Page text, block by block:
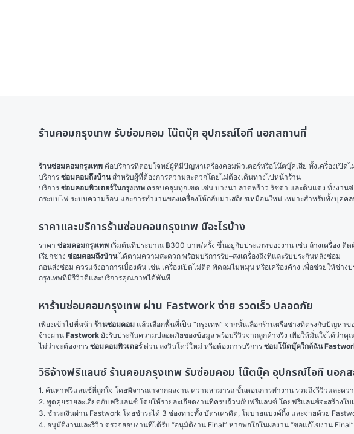
ร้านคอมกรุงเทพ รับซ่อมคอม โน๊ตบุ๊ค อุปกรณ์ไอที นอกสถานที่
ร้านซ่อมคอมกรุงเทพ คือบริการที่ตอบโจทย์ผู้ที่มีปัญหาเครื่องคอมพิวเตอร์หรือโน๊ตบุ๊คเสีย ทั้งเครื่องเปิ
บริการ ซ่อมคอมถึงบ้าน สำหรับผู้ที่ต้องการความสะดวกโดยไม่ต้องเดินทางไปหน้าร้าน
บริการ ซ่อมคอมพิวเตอร์ในกรุงเทพ ครอบคลุมทุกเขต เช่น บางนา ลาดพร้าว รัชดา และดินแดง ทั้งงาน
กระบบไฟ ระบบความร้อน และการทำงานของเครื่องให้กลับมาเสถียรเหมือนใหม่ เหมาะสำหรับทั้งบุค
ราคาและบริการร้านซ่อมคอมกรุงเทพ มีอะไรบ้าง
ราคา ซ่อมคอมกรุงเทพ เริ่มต้นที่ประมาณ ฿300 บาท/ครั้ง ขึ้นอยู่กับประเภทของงาน เช่น ล้างเครื่อง ติ
เรียกช่าง ซ่อมคอมถึงบ้าน ได้ตามความสะดวก พร้อมบริการรับ–ส่งเครื่องถึงที่และรับประกันหลังซ่อม
ก่อนส่งซ่อม ควรแจ้งอาการเบื้องต้น เช่น เครื่องเปิดไม่ติด พัดลมไม่หมุน หรือเครื่องค้าง เพื่อช่วยให้ช่
กรุงเทพที่มีรีวิวดีและบริการคุณภาพได้ทันที
หาร้านซ่อมคอมกรุงเทพ ผ่าน Fastwork ง่าย รวดเร็ว ปลอดภัย
เพียงเข้าไปที่หน้า ร้านซ่อมคอม แล้วเลือกพื้นที่เป็น “กรุงเทพ” จากนั้นเลือกร้านหรือช่างที่ตรงกับปัญ
จ้างผ่าน Fastwork ยังรับประกันความปลอดภัยของข้อมูล พร้อมรีวิวจากลูกค้าจริง เพื่อให้มั่นใจได้ว่าคุ
ไม่ว่าจะต้องการ ซ่อมคอมพิวเตอร์ ด่วน ลงวินโดว์ใหม่ หรือต้องการบริการ ซ่อมโน๊ตบุ๊คใกล้ฉัน
วิธีจ้างฟรีแลนซ์ ร้านคอมกรุงเทพ รับซ่อมคอม โน๊ตบุ๊ค อุปกรณ์ไอที นอ
1. ค้นหาฟรีแลนซ์ที่ถูกใจ โดยพิจารณาจากผลงาน ความสามารถ ขั้นตอนการทำงาน รวมถึงรีวิวและคว
2. พูดคุยรายละเอียดกับฟรีแลนซ์ โดยให้รายละเอียดงานที่ครบถ้วนกับฟรีแลนซ์ โดยฟรีแลนซ์จะสร้างใ
3. ชำระเงินผ่าน Fastwork โดยชำระได้ 3 ช่องทางทั้ง บัตรเครดิต, โมบายแบงค์กิ้ง และจ่ายด้วย
4. อนุมัติงานและรีวิว ตรวจสอบงานที่ได้รับ “อนุมัติงาน Final” หากพอใจในผลงาน “ขอแก้ไขงาน